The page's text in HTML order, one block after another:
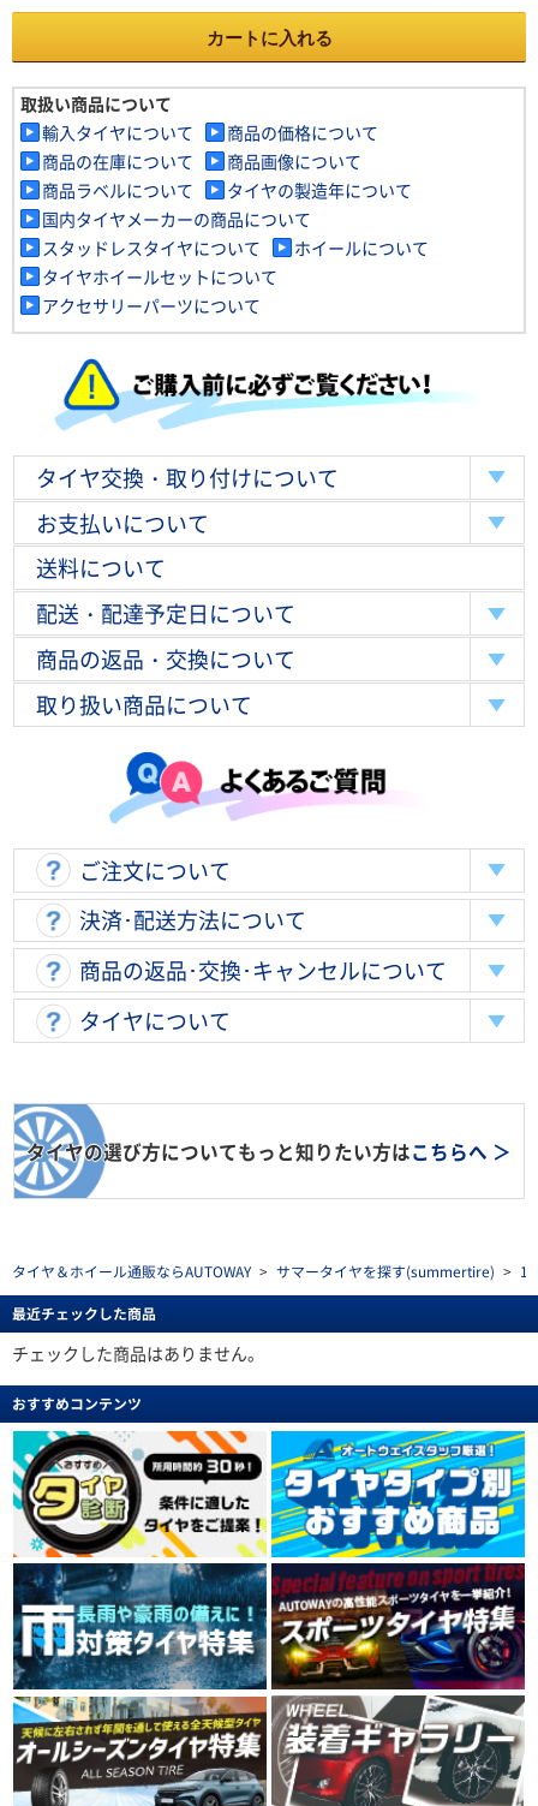
カートに入れる
取扱い商品について
輸入タイヤについて
商品の価格について
商品の在庫について
商品画像について
商品ラベルについて
タイヤの製造年について
国内タイヤメーカーの商品について
スタッドレスタイヤについて
ホイールについて
タイヤホイールセットについて
アクセサリーパーツについて
タイヤ交換・取り付けについて
お支払いについて
送料について
配送・配達予定日について
商品の返品・交換について
取り扱い商品について
ご注文について
決済･配送方法について
商品の返品･交換･キャンセルについて
タイヤについて
タイヤの選び方についてもっと知りたい方はこちらへ ＞
タイヤ＆ホイール通販ならAUTOWAY > サマータイヤを探す(summertire) >
最近チェックした商品
チェックした商品はありません。
おすすめコンテンツ